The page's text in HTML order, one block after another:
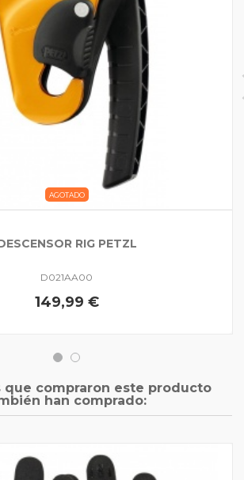
AGOTADO
RIG PETZL
D021AA00
149,99 €
que compraron este producto
han comprado: